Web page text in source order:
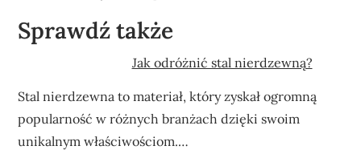
Sprawdź także
Jak odróżnić stal nierdzewną?
Stal nierdzewna to materiał, który zyskał ogromną
popularność w różnych branżach dzięki swoim
unikalnym właściwościom.…